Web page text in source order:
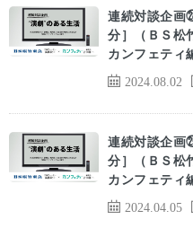
2024.08.02
連続対談企画
分］（ＢＳ松
カンフェティ
2024.04.05
連続対談企画
分］（ＢＳ松
カンフェティ